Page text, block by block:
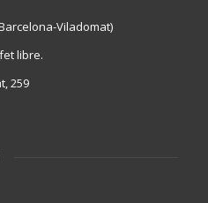
Viladomat)
libre.
259